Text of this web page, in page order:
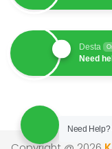
Desta
Need
Need Help?